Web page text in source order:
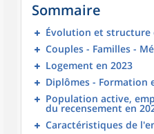
Sommaire
Évolution et structure
Couples - Familles -
Logement en 2023
Diplômes - Formation
Population active,
du recensement en
Caractéristiques de